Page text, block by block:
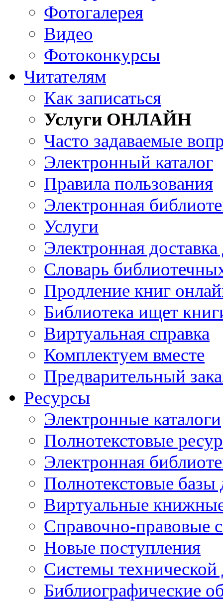
Фотогалерея
Видео
Фотоконкурсы
Читателям
Как записаться
Услуги ОНЛАЙН
Часто задаваемые
Электронный каталог
Правила пользования
Электронная
Услуги
Электронная
Словарь
Продление книг
Библиотека ищет
Виртуальная справка
Комплектуем вместе
Предварительный
Ресурсы
Электронные каталоги
Полнотекстовые
Электронная
Полнотекстовые
Виртуальные
Справочно-правовые
Новые поступления
Cистемы
Библиографические